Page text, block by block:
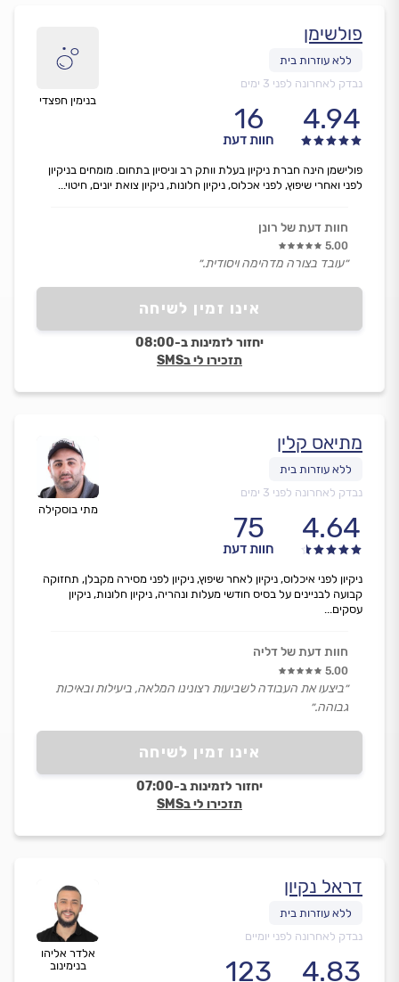
בנימין חפצדי
פולשימן
נבדק לאחרונה לפני 3 ימים
4.94
16
חוות דעת
אינו זמין לשיחה
יחזור לזמינות ב-08:00
תזכירו לי בSMS
פולישמן הינה חברת ניקיון בעלת וותק רב וניסיון בתחום. מומחים בניקיון
לפני ואחרי שיפוץ, לפני אכלוס, ניקיון חלונות, ניקיון צואת יונים, חיטוי...
חוות דעת של רונן
5.00
״עובד בצורה מדהימה ויסודית.״
מתי בוסקילה
מתיאס קלין
נבדק לאחרונה לפני 3 ימים
4.64
75
חוות דעת
אינו זמין לשיחה
יחזור לזמינות ב-07:00
תזכירו לי בSMS
ניקיון לפני איכלוס, ניקיון לאחר שיפוץ, ניקיון לפני מסירה מקבלן, תחזוקה
קבועה לבניינים על בסיס חודשי מעלות ונהריה, ניקיון חלונות, ניקיון
עסקים...
חוות דעת של דליה
5.00
״ביצעו את העבודה לשביעות רצונינו המלאה, ביעילות ובאיכות
גבוהה.״
אלדר אליהו
בנימינוב
דראל נקיון
נבדק לאחרונה לפני יומיים
4.83
123